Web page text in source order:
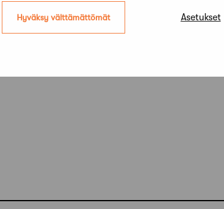
Hyväksy välttämättömät Asetukset